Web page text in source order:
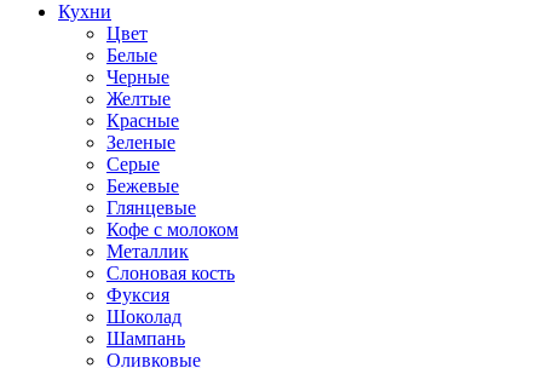
Кухни
Цвет
Белые
Черные
Желтые
Красные
Зеленые
Серые
Бежевые
Глянцевые
Кофе с молоком
Металлик
Слоновая кость
Фуксия
Шоколад
Шампань
Оливковые